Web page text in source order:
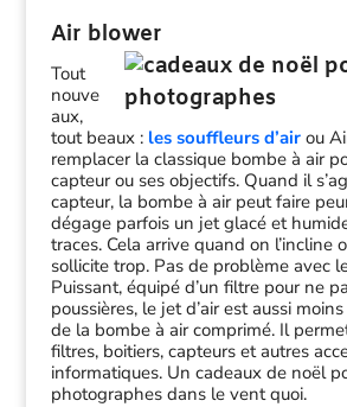
Air blower
Tout
nouve
aux,
tout beaux : les souffleurs d’airou
remplacer la classique bombe à air
capteur ou ses objectifs. Quand il
capteur, la bombe à air peut faire
dégage parfois un jet glacé et
traces. Cela arrive quand on l’incline
sollicite trop. Pas de problème avec
Puissant, équipé d’un filtre pour ne
poussières, le jet d’air est aussi
de la bombe à air comprimé. Il
filtres, boitiers, capteurs et autres
informatiques. Un cadeaux de noël
photographes dans le vent quoi.